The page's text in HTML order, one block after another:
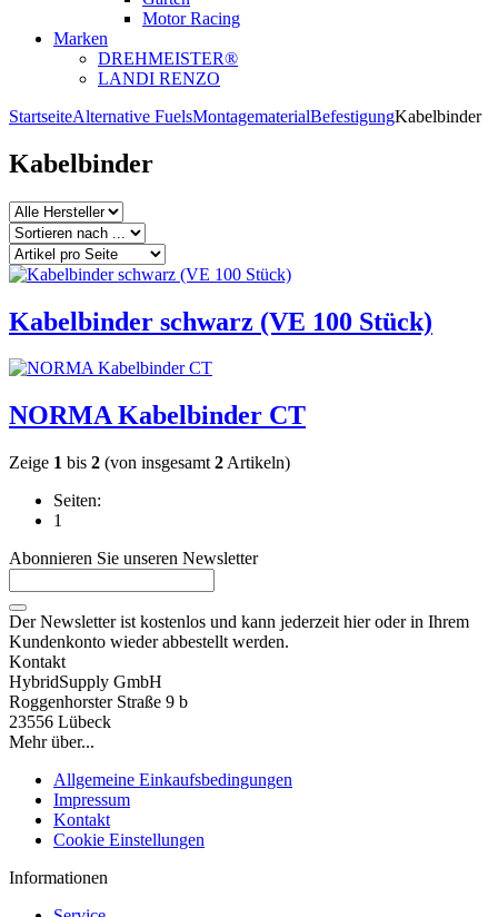
Motor Racing
Marken
DREHMEISTER®
LANDI RENZO
StartseiteAlternative FuelsMontagematerialBefestigungKabelbinder
Kabelbinder
Kabelbinder schwarz (VE 100 Stück)
NORMA Kabelbinder CT
Zeige 1 bis 2 (von insgesamt 2 Artikeln)
Seiten:
1
Abonnieren Sie unseren Newsletter
Der Newsletter ist kostenlos und kann jederzeit hier oder in Ihrem
Kundenkonto wieder abbestellt werden.
Kontakt
HybridSupply GmbH
Roggenhorster Straße 9 b
23556 Lübeck
Mehr über...
Allgemeine Einkaufsbedingungen
Impressum
Kontakt
Cookie Einstellungen
Informationen